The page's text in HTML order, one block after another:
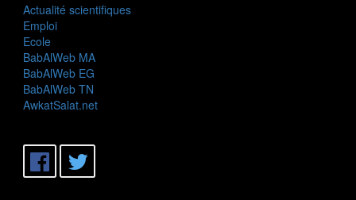
Actualité scientifiques
Emploi
Ecole
BabAlWeb MA
BabAlWeb EG
BabAlWeb TN
AwkatSalat.net